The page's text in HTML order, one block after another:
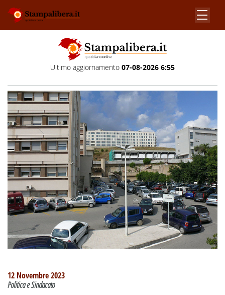
Ultimo aggiornamento 07-08-2026 6:55
12 Novembre 2023
Politica e Sindacato